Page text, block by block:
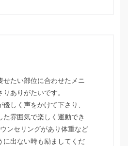
せたい部位に合わせたメニ
ありがたいです。
しく声をかけて下さり、
た雰囲気で楽しく運動でき
ンセリングがあり体重など
に出ない時も励ましてくだ